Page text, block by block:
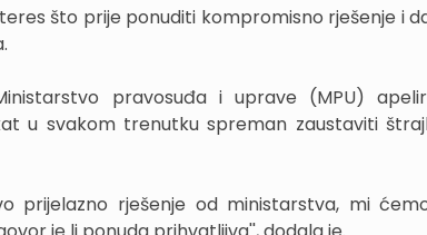
što prije ponuditi kompromisno rješenje i
pravosuđa i uprave (MPU)
u svakom trenutku spreman zaustaviti
prijelazno rješenje od ministarstva, mi